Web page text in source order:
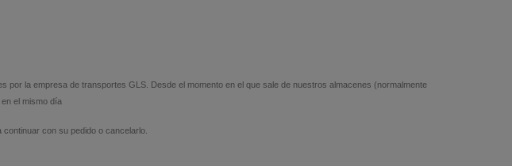
la empresa de transportes GLS. Desde el momento en el que sale de nuestros almacenes (normalmente
el mismo día
con su pedido o cancelarlo.